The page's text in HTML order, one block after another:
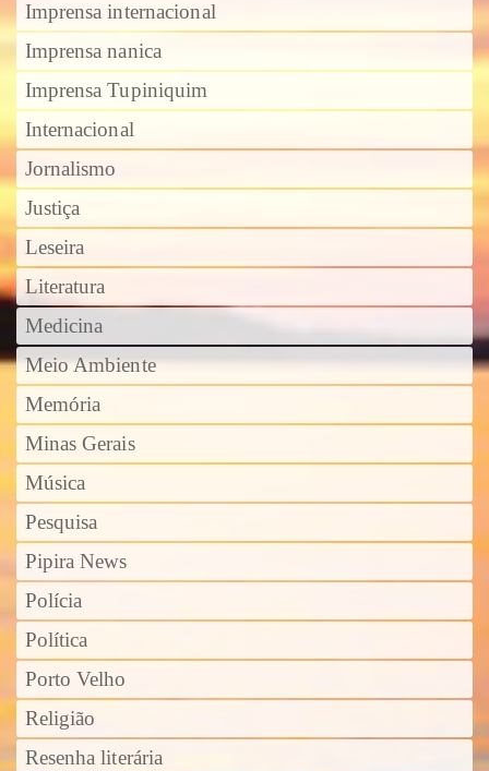
Imprensa internacional
Imprensa nanica
Imprensa Tupiniquim
Internacional
Jornalismo
Justiça
Leseira
Literatura
Medicina
Meio Ambiente
Memória
Minas Gerais
Música
Pesquisa
Pipira News
Polícia
Política
Porto Velho
Religião
Resenha literária